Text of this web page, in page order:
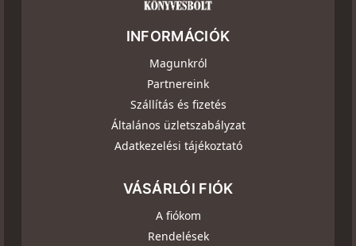
INFORMÁCIÓK
Magunkról
Partnereink
Szállítás és fizetés
Általános üzletszabályzat
Adatkezelési tájékoztató
VÁSÁRLÓI FIÓK
A fiókom
Rendelések